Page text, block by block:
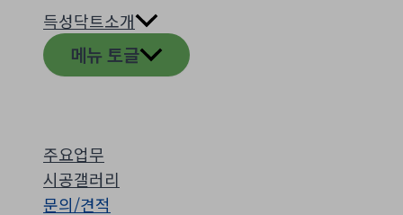
득성닥트소개
메뉴 토글
주요업무
시공갤러리
문의/견적